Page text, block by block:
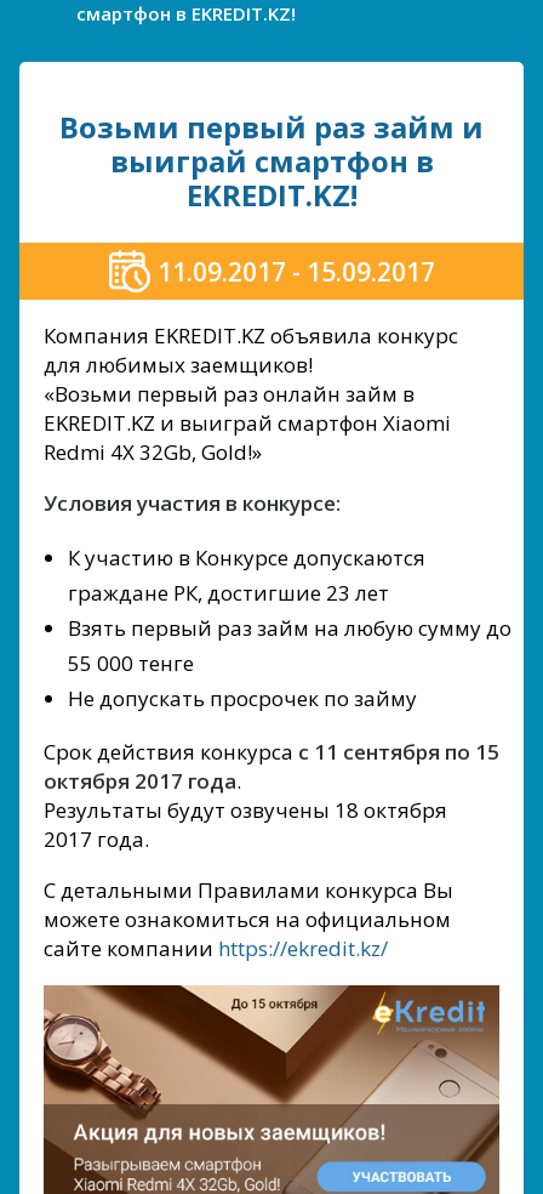
смартфон в EKREDIT.KZ!
Возьми первый раз займ и
выиграй смартфон в
EKREDIT.KZ!
11.09.2017 - 15.09.2017
Компания EKREDIT.KZ объявила конкурс
для любимых заемщиков!
«Возьми первый раз онлайн займ в
EKREDIT.KZ и выиграй смартфон Xiaomi
Redmi 4X 32Gb, Gold!»
Условия участия в конкурсе:
К участию в Конкурсе допускаются
граждане РК, достигшие 23 лет
Взять первый раз займ на любую сумму до
55 000 тенге
Не допускать просрочек по займу
Срок действия конкурса с 11 сентября по 15
октября 2017 года.
Результаты будут озвучены 18 октября
2017 года.
С детальными Правилами конкурса Вы
можете ознакомиться на официальном
сайте компании https://ekredit.kz/